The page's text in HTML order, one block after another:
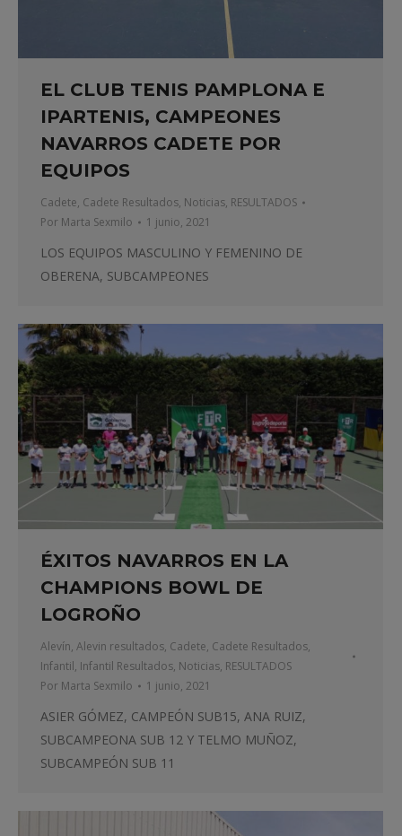
EL CLUB TENIS PAMPLONA E
IPARTENIS, CAMPEONES
NAVARROS CADETE POR
EQUIPOS
Cadete, Cadete Resultados, Noticias, RESULTADOS
Por Marta Sexmilo 1 junio, 2021
LOS EQUIPOS MASCULINO Y FEMENINO DE
OBERENA, SUBCAMPEONES
ÉXITOS NAVARROS EN LA
CHAMPIONS BOWL DE
LOGROÑO
Alevín, Alevin resultados, Cadete, Cadete Resultados,
Infantil, Infantil Resultados, Noticias, RESULTADOS
Por Marta Sexmilo 1 junio, 2021
ASIER GÓMEZ, CAMPEÓN SUB15, ANA RUIZ,
SUBCAMPEONA SUB 12 Y TELMO MUÑOZ,
SUBCAMPEÓN SUB 11